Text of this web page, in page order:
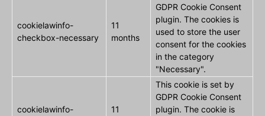
cookielawinfo-
checkbox-necessary
11
months
GDPR Cookie Consent
plugin. The cookies is
used to store the user
consent for the cookies
in the category
"Necessary".
cookielawinfo-
11
This cookie is set by
GDPR Cookie Consent
plugin. The cookie is